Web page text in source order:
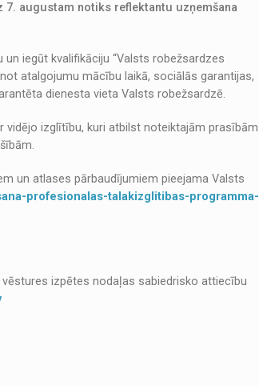
7. augustam notiks reflektantu uzņemšana
iegūt kvalifikāciju “Valsts robežsardzes
atalgojumu mācību laikā, sociālās garantijas,
dienesta vieta Valsts robežsardzē.
vidējo izglītību, kuri atbilst noteiktajām prasībām
un atlases pārbaudījumiem pieejama Valsts
profesionalas-talakizglitibas-programma-
vēstures izpētes nodaļas sabiedrisko attiecību